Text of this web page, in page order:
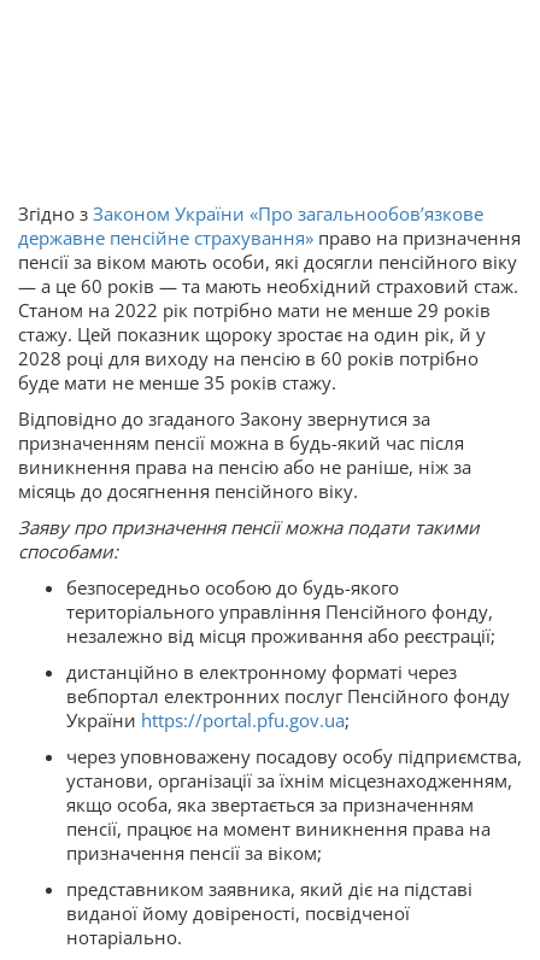
Згідно з Законом України «Про загальнообов’язкове
державне пенсійне страхування» право на призначення
пенсії за віком мають особи, які досягли пенсійного віку
— а це 60 років — та мають необхідний страховий стаж.
Станом на 2022 рік потрібно мати не менше 29 років
стажу. Цей показник щороку зростає на один рік, й у
2028 році для виходу на пенсію в 60 років потрібно
буде мати не менше 35 років стажу.
Відповідно до згаданого Закону звернутися за
призначенням пенсії можна в будь-який час після
виникнення права на пенсію або не раніше, ніж за
місяць до досягнення пенсійного віку.
Заяву про призначення пенсії можна подати такими
способами:
безпосередньо особою до будь-якого
територіального управління Пенсійного фонду,
незалежно від місця проживання або реєстрації;
дистанційно в електронному форматі через
вебпортал електронних послуг Пенсійного фонду
України https://portal.pfu.gov.ua;
через уповноважену посадову особу підприємства,
установи, організації за їхнім місцезнаходженням,
якщо особа, яка звертається за призначенням
пенсії, працює на момент виникнення права на
призначення пенсії за віком;
представником заявника, який діє на підставі
виданої йому довіреності, посвідченої
нотаріально.